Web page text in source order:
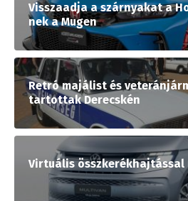
Visszaadja a szárnyakat a
nek a Mugen
Retró majálist és
tartottak Derecskén
Virtuális